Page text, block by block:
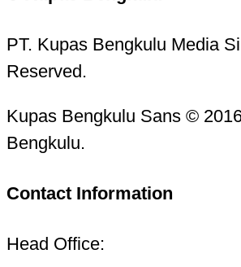
PT. Kupas Bengkulu Media
Reserved.
Kupas Bengkulu Sans ©
Bengkulu.
Contact Information
Head Office: